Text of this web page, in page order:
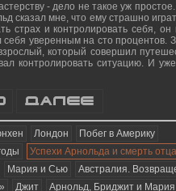
- дело не такое уж
сказал мне, что ему страшно
страх и контролировать себя, он
себя уверенным на сто процентов.
который совершил
контролировать ситуацию. И
Лондон
Побег в Америку
Успехи Арнольда и смерть отца
Мария и Сью
Австралия.
Джит Арнольд, Бриджит и Мария